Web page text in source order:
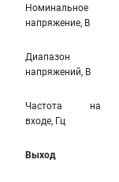
Номинальное
напряжение, В
Диапазон
напряжений, В
Частота на
входе, Гц
Выход